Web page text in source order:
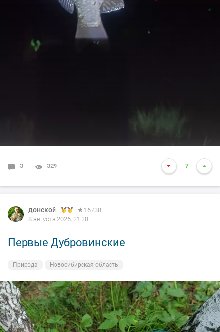
3 329 7
донской
16738
8 августа 2026, 21:28
Первые Дубровинские
Природа Новосибирская область